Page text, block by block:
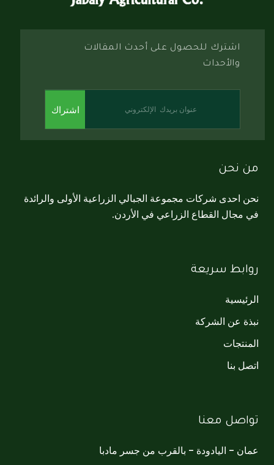
اشترك للحصول على أحدث المقالات
والأحداث
اشتراك
من نحن
نحن احدى شركات مجموعة الجبالي الزراعية الأولى والرائدة
في مجال القطاع الزراعي في الأردن.
روابط سريعة
الرئيسية
نبذة عن الشركة
المنتجات
اتصل بنا
تواصل معنا
عمان - اليادودة - بالقرب من جسر مادبا